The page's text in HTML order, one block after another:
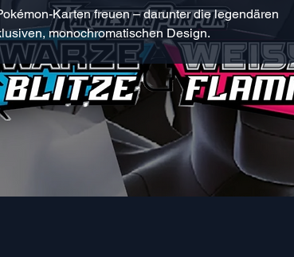
Karten freuen – darunter die legendären
monochromatischen Design.